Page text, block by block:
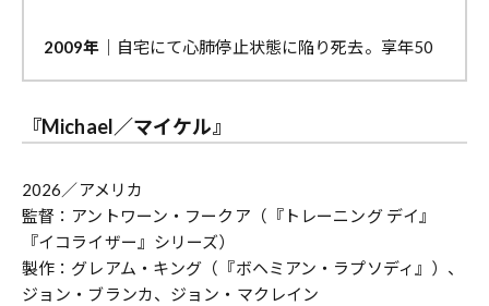
2009年 ｜自宅にて心肺停止状態に陥り死去。享年50
『Michael／マイケル』
2026／アメリカ
監督：アントワーン・フークア（『トレーニング デイ』
『イコライザー』シリーズ）
製作：グレアム・キング（『ボヘミアン・ラプソディ』）、
ジョン・ブランカ、ジョン・マクレイン